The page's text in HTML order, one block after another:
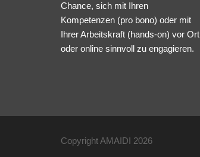
Chance, sich mit Ihren
Kompetenzen (pro bono) oder mit
Ihrer Arbeitskraft (hands-on) vor Ort
oder online sinnvoll zu engagieren.
Copyright AMAIDI 2026